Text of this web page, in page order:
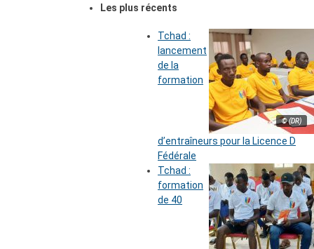
Les plus récents
© (DR)
Tchad :
lancement
de la
formation
d’entraîneurs pour la Licence D
Fédérale
Tchad :
formation
de 40